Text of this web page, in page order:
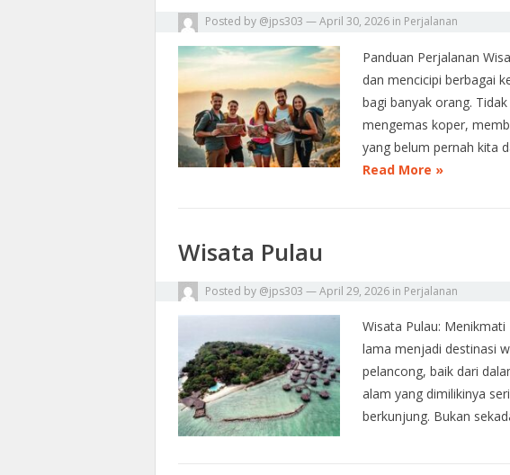
Posted by @jps303 —April 30, 2026 in Perjalanan
Panduan Perjalanan
dan mencicipi berbagai
bagi banyak orang.
mengemas koper,
yang belum pernah kita
Read More »
Wisata Pulau
Posted by @jps303 —April 29, 2026 in Perjalanan
Wisata Pulau:
lama menjadi destinasi
pelancong, baik dari
alam yang dimilikinya
berkunjung. Bukan